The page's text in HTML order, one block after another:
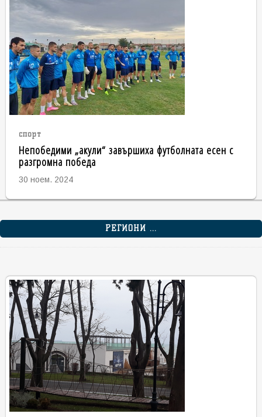
спорт
Непобедими „акули“ завършиха футболната есен с
разгромна победа
30 ноем. 2024
РЕГИОНИ ...